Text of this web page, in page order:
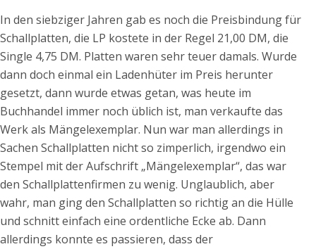
In den siebziger Jahren gab es noch die Preisbindung für
Schallplatten, die LP kostete in der Regel 21,00 DM, die
Single 4,75 DM. Platten waren sehr teuer damals. Wurde
dann doch einmal ein Ladenhüter im Preis herunter
gesetzt, dann wurde etwas getan, was heute im
Buchhandel immer noch üblich ist, man verkaufte das
Werk als Mängelexemplar. Nun war man allerdings in
Sachen Schallplatten nicht so zimperlich, irgendwo ein
Stempel mit der Aufschrift „Mängelexemplar“, das war
den Schallplattenfirmen zu wenig. Unglaublich, aber
wahr, man ging den Schallplatten so richtig an die Hülle
und schnitt einfach eine ordentliche Ecke ab. Dann
allerdings konnte es passieren, dass der